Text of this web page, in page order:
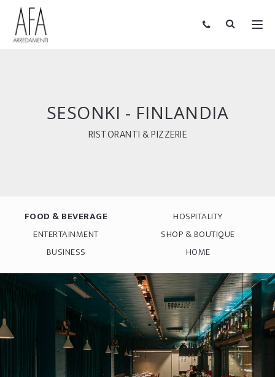
SESONKI - FINLANDIA
RISTORANTI & PIZZERIE
FOOD & BEVERAGE
HOSPITALITY
ENTERTAINMENT
SHOP & BOUTIQUE
BUSINESS
HOME